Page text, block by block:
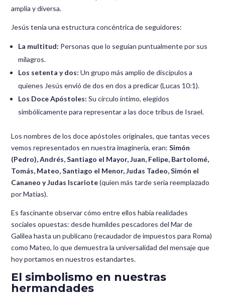
amplia y diversa.
Jesús tenía una estructura concéntrica de seguidores:
La multitud: Personas que lo seguían puntualmente por sus
milagros.
Los setenta y dos: Un grupo más amplio de discípulos a
quienes Jesús envió de dos en dos a predicar (Lucas 10:1).
Los Doce Apóstoles: Su círculo íntimo, elegidos
simbólicamente para representar a las doce tribus de Israel.
Los nombres de los doce apóstoles originales, que tantas veces
vemos representados en nuestra imaginería, eran:Simón
(Pedro), Andrés, Santiago el Mayor, Juan, Felipe, Bartolomé,
Tomás, Mateo, Santiago el Menor, Judas Tadeo, Simón el
Cananeo y Judas Iscariote(quien más tarde sería reemplazado
por Matías).
Es fascinante observar cómo entre ellos había realidades
sociales opuestas: desde humildes pescadores del Mar de
Galilea hasta un publicano (recaudador de impuestos para Roma)
como Mateo, lo que demuestra la universalidad del mensaje que
hoy portamos en nuestros estandartes.
El simbolismo en nuestras
hermandades